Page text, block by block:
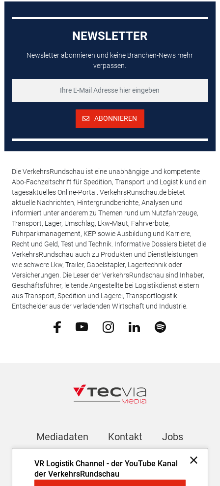
VR Logistik Channel - der YouTube Kanal
der VerkehrsRundschau
NEWSLETTER
Newsletter abonnieren und keine Branchen-News mehr
verpassen.
ABONNIEREN
Die VerkehrsRundschau ist eine unabhängige und kompetente
Abo-Fachzeitschrift für Spedition, Transport und Logistik und ein
tagesaktuelles Online-Portal. VerkehrsRunschau.de bietet
aktuelle Nachrichten, Hintergrundberichte, Analysen und
informiert unter anderem zu Themen rund um Nutzfahrzeuge,
Transport, Lager, Umschlag, Lkw-Maut, Fahrverbote,
Fuhrparkmanagement, KEP sowie Ausbildung und Karriere,
Recht und Geld, Test und Technik. Informative Dossiers bietet die
VerkehrsRundschau auch zu Produkten und Dienstleistungen
wie schwere Lkw, Trailer, Gabelstapler, Lagertechnik oder
Versicherungen. Die Leser der VerkehrsRundschau sind Inhaber,
Geschäftsführer, leitende Angestellte bei Logistikdienstleistern
aus Transport, Spedition und Lagerei, Transportlogistik-
Entscheider aus der verladenden Wirtschaft und Industrie.
Mediadaten Kontakt Jobs
Newsletter